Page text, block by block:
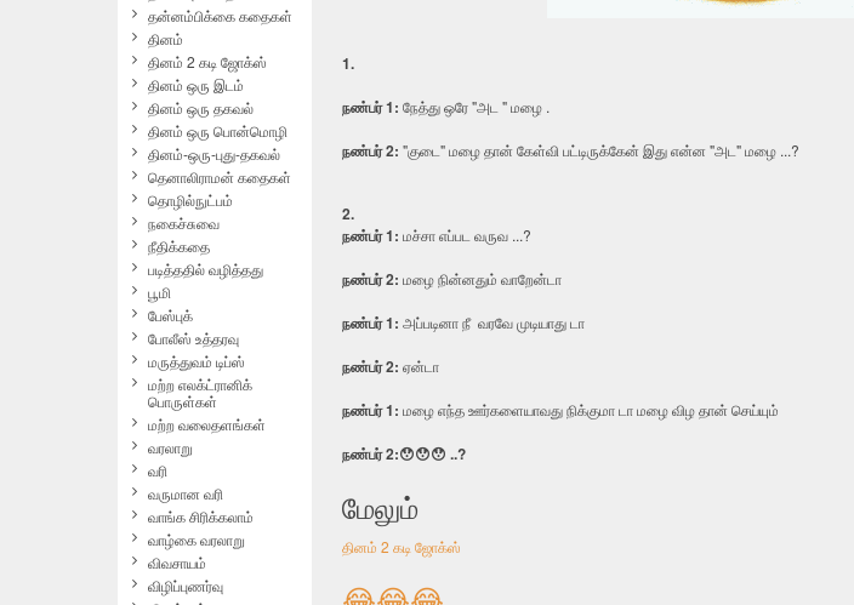
1.
ந‌ண்ப‌ர் 1: நேத்து ஒரே "அட " மழை .
ந‌ண்ப‌ர் 2: "குடை" மழை தான் கேள்வி பட்டிருக்கேன் இது என்ன "அட" மழை ...?
2.
ந‌ண்ப‌ர் 1: மச்சா எப்பட வருவ ...?
ந‌ண்ப‌ர் 2: மழை நின்னதும் வாறேன்டா
ந‌ண்ப‌ர் 1: அப்படினா நீ வரவே முடியாது டா
ந‌ண்ப‌ர் 2: ஏன்டா
ந‌ண்ப‌ர் 1: மழை எந்த ஊர்களையாவது நிக்குமா டா மழை விழ தான் செய்யும்
ந‌ண்ப‌ர் 2:😯😯😯 ..?
மேலும்
தினம் 2 கடி ஜோக்ஸ்
தன்னம்பிக்கை கதைகள்
தினம்
தினம் 2 கடி ஜோக்ஸ்
தினம் ஒரு இடம்
தினம் ஒரு தகவல்
தினம் ஒரு பொன்மொழி
தினம்-ஒரு-புது-தகவல்
தெனாலிராமன் கதைகள்
தொழில்நுட்பம்
நகைச்சுவை
நீதிக்கதை
படித்ததில் வழித்தது
பூமி
பேஸ்புக்
போலீஸ் உத்தரவு
மருத்துவம் டிப்ஸ்
மற்ற எலக்ட்ரானிக்
பொருள்கள்
மற்ற வலைதளங்கள்
வரலாறு
வரி
வருமான வரி
வாங்க சிரிக்கலாம்
வாழ்கை வரலாறு
விவசாயம்
விழிப்புணர்வு